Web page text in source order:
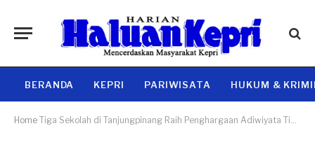
BERANDA KEPRI PARIWISATA HUKUM &
Home Tiga Sekolah di Tanjungpinang Raih Penghargaan Adiwiyata Tingkat Nasional